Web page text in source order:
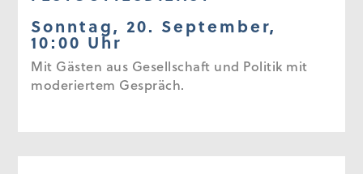
Sonntag, 20. September,
10:00 Uhr
Mit Gästen aus Gesellschaft und Politik mit
moderiertem Gespräch.